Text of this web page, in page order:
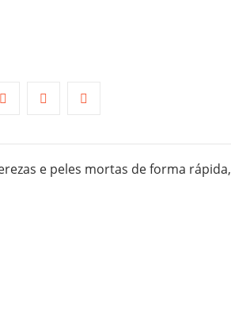
e peles mortas de forma rápida,